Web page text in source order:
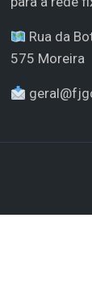
Rua da
575 Moreira